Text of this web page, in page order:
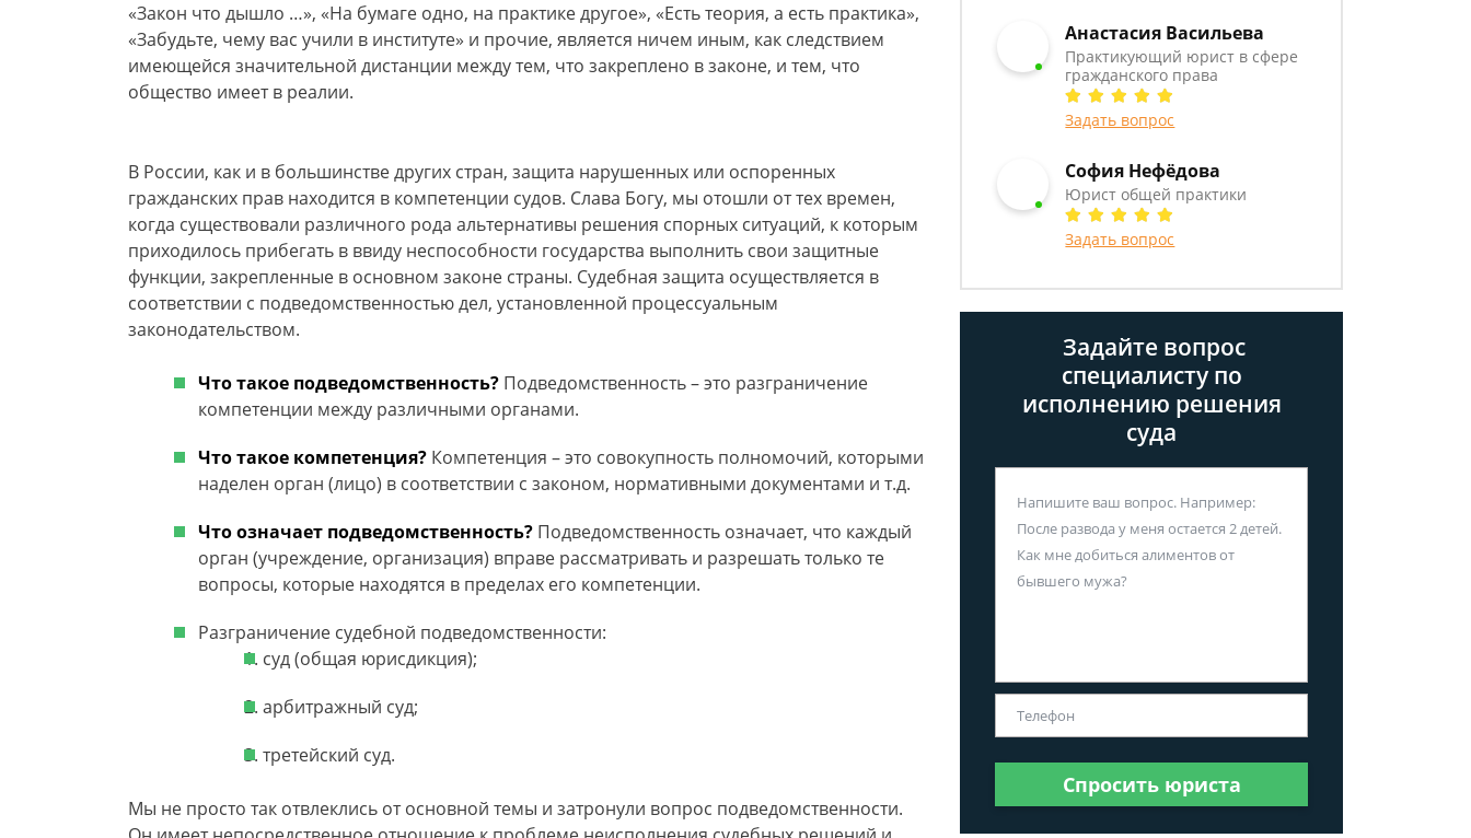
«Закон что дышло …», «На бумаге одно, на практике другое», «Есть теория, а есть практика»,
«Забудьте, чему вас учили в институте» и прочие, является ничем иным, как следствием
имеющейся значительной дистанции между тем, что закреплено в законе, и тем, что
общество имеет в реалии.
В России, как и в большинстве других стран, защита нарушенных или оспоренных
гражданских прав находится в компетенции судов. Слава Богу, мы отошли от тех времен,
когда существовали различного рода альтернативы решения спорных ситуаций, к которым
приходилось прибегать в ввиду неспособности государства выполнить свои защитные
функции, закрепленные в основном законе страны. Судебная защита осуществляется в
соответствии с подведомственностью дел, установленной процессуальным
законодательством.
Что такое подведомственность? Подведомственность – это разграничение
компетенции между различными органами.
Что такое компетенция? Компетенция – это совокупность полномочий, которыми
наделен орган (лицо) в соответствии с законом, нормативными документами и т.д.
Что означает подведомственность? Подведомственность означает, что каждый
орган (учреждение, организация) вправе рассматривать и разрешать только те
вопросы, которые находятся в пределах его компетенции.
Разграничение судебной подведомственности:
суд (общая юрисдикция);
арбитражный суд;
третейский суд.
Мы не просто так отвлеклись от основной темы и затронули вопрос подведомственности.
Анастасия Васильева
Практикующий юрист в сфере
гражданского права
Задать вопрос
София Нефёдова
Юрист общей практики
Задать вопрос
Задайте вопрос
специалисту по
исполнению решения
суда
Спросить юриста